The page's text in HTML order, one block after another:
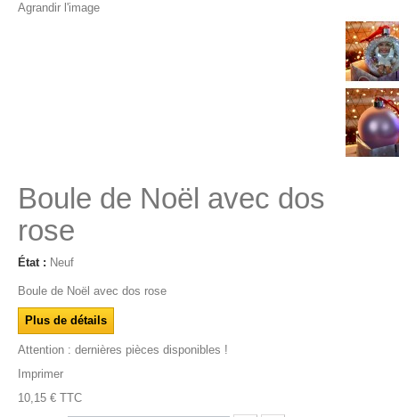
Agrandir l'image
Boule de Noël avec dos
rose
État : Neuf
Boule de Noël avec dos rose
Plus de détails
Attention : dernières pièces disponibles !
Imprimer
10,15 € TTC